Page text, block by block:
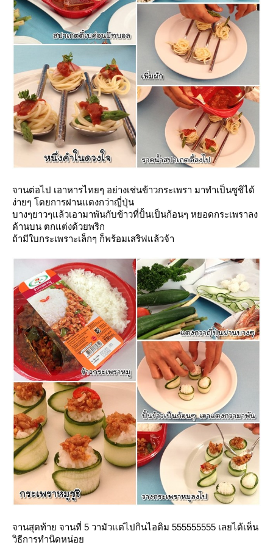
จานต่อไป เอาหารไทยๆ อย่างเช่นข้าวกระเพรา มาทำเป็นซูชิได้
ง่ายๆ โดยการฝานแตงกว่าญี่ปุ่น
บางๆยาวๆแล้วเอามาพันกับข้าวที่ปั้นเป็นก้อนๆ หยอดกระเพราลง
ด้านบน ตกแต่งด้วยพริก
ถ้ามีใบกระเพราะเล็กๆ ก็พร้อมเสริฟแล้วจ้า
จานสุดท้าย จานที่ 5 วามัวแต่ไปกินไอติม 555555555 เลยได้เห็น
วิธีการทำนิดหน่อ